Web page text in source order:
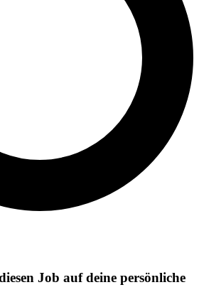
Job auf deine persönliche